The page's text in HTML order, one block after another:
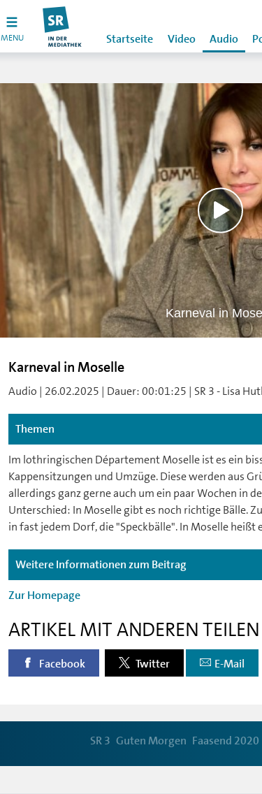
MENU Startseite Video Audio
Karneval in
Karneval in Moselle
Audio | 26.02.2025 | Dauer: 00:01:25 | SR 3 - Lisa
Themen
Im lothringischen Département Moselle ist es ein
Kappensitzungen und Umzüge. Diese werden aus
allerdings ganz gerne auch um ein paar Wochen in
Unterschied: In Moselle gibt es noch richtige Bälle.
in fast jedem Dorf, die "Speckbälle". In Moselle heißt
Weitere Informationen zum Beitrag
Zur Homepage
ARTIKEL MIT ANDEREN TEILEN
Facebook Twitter E-Mail
SR 3 Guten Morgen Faasend 2020